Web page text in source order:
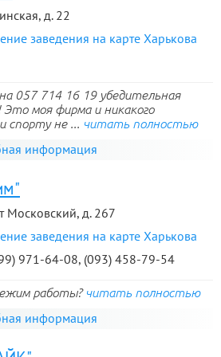
д. 22
заведения на карте Харькова
057 714 16 19 убедительная
Это моя фирма и никакого
спорту не ... читать полностью
информация
Московский, д. 267
заведения на карте Харькова
971-64-08, (093) 458-79-54
работы? читать полностью
информация